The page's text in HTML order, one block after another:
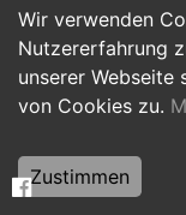
Wir verwenden
Nutzererfahrung
unserer Webseite
von Cookies zu.
Zustimmen
Personalwesen
Hilfskräfte,
Weiterbildung,